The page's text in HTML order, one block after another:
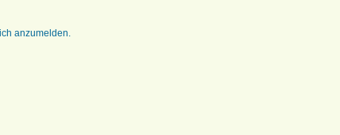
anzumelden.